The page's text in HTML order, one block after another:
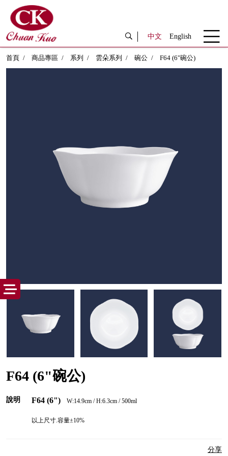
中文 English
首頁 商品專區 系列 雲朵系列 碗公 F64 (6"碗公)
F64 (6"碗公)
說明 F64 (6") W:14.9cm / H:6.3cm / 500ml
以上尺寸.容量±10%
分享